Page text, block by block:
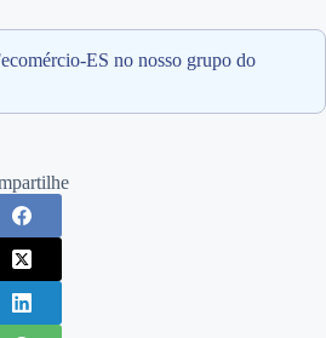
ES no nosso grupo do